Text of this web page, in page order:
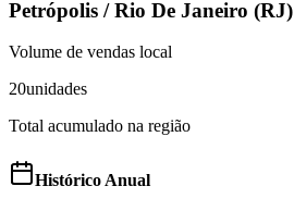
Petrópolis /Rio De Janeiro (RJ)
Volume de vendas local
20unidades
Total acumulado na região
Histórico Anual